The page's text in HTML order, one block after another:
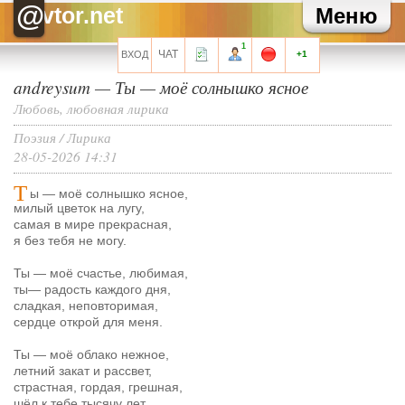
Меню
@vtor.net
Хелла Черноушева
Сарочка Кисова
Художник так видит. Почему к черному квадрату не
претензий? Даная всяко красивей!
Забыли свой пароль?
Перейти на полную версию
ВХОД ЧАТ
1
+1
andreysum— Ты —моё солнышко ясное
Любовь, любовная лирика
Поэзия /Лирика
28-05-2026 14:31
Т ы — моё солнышко ясное,
милый цветок на лугу,
самая в мире прекрасная,
я без тебя не могу.
Ты — моё счастье, любимая,
ты— радость каждого дня,
сладкая, неповторимая,
сердце открой для меня.
Ты — моё облако нежное,
летний закат и рассвет,
страстная, гордая, грешная,